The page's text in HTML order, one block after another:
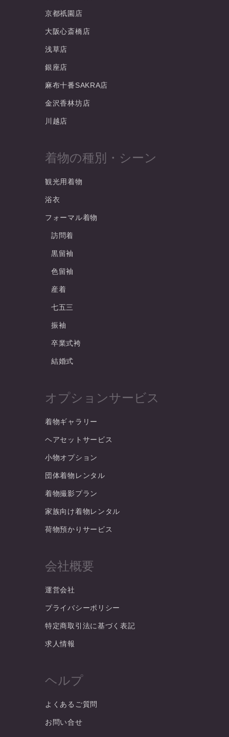
京都祇園店
大阪心斎橋店
浅草店
銀座店
麻布十番SAKRA店
金沢香林坊店
川越店
着物の種別・シーン
観光用着物
浴衣
フォーマル着物
訪問着
黒留袖
色留袖
産着
七五三
振袖
卒業式袴
結婚式
オプションサービス
着物ギャラリー
ヘアセットサービス
小物オプション
団体着物レンタル
着物撮影プラン
家族向け着物レンタル
荷物預かりサービス
会社概要
運営会社
プライバシーポリシー
特定商取引法に基づく表記
求人情報
ヘルプ
よくあるご質問
お問い合せ